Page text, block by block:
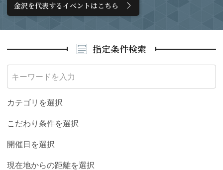
金沢を代表するイベントはこちら
指定条件検索
カテゴリを選択
こだわり条件を選択
開催日を選択
現在地からの距離を選択